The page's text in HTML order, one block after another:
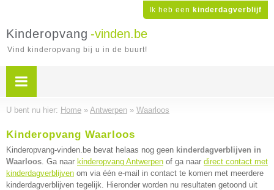
Ik heb een kinderdagverblijf
Kinderopvang -vinden.be
Vind kinderopvang bij u in de buurt!
U bent nu hier: Home » Antwerpen » Waarloos
Kinderopvang Waarloos
Kinderopvang-vinden.be bevat helaas nog geen kinderdagverblijven in
Waarloos. Ga naar kinderopvang Antwerpen of ga naar direct contact met
kinderdagverblijven om via één e-mail in contact te komen met meerdere
kinderdagverblijven tegelijk. Hieronder worden nu resultaten getoond uit